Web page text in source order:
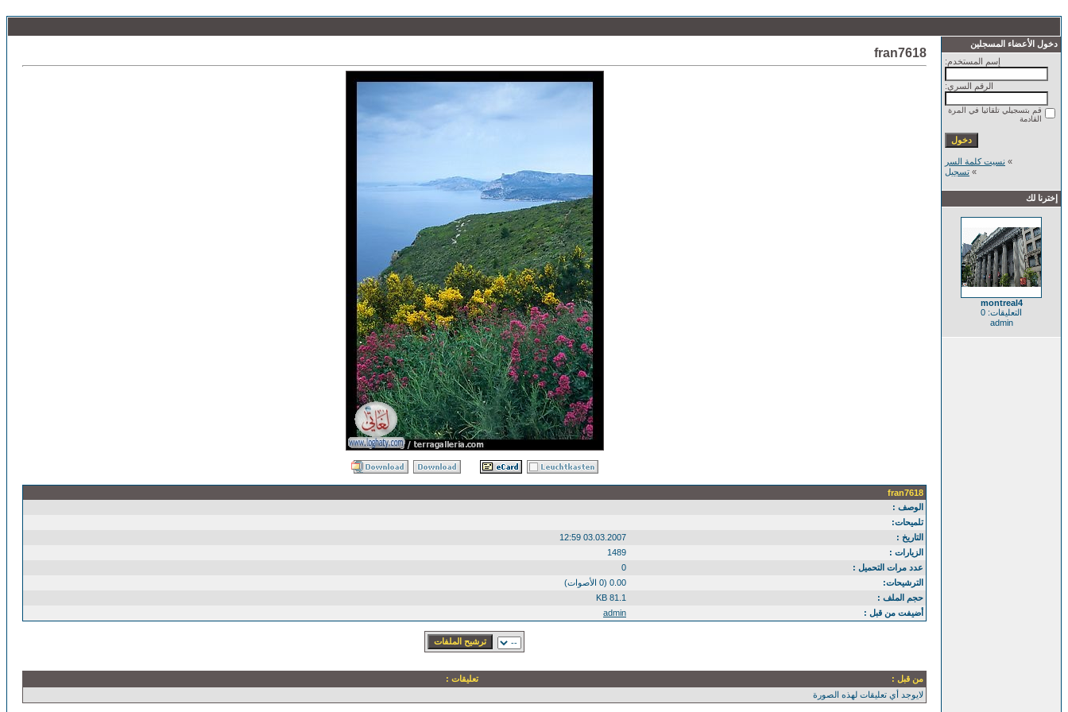
دخول الأعضاء المسجلين
إسم المستخدم:
الرقم السري:
قم بتسجيلي تلقائيا في المرة
القادمة
» نسيت كلمة السر
» تسجيل
إخترنا لك
montreal4
التعليقات: 0
admin
fran7618
fran7618
الوصف :
تلميحات:
التاريخ :
03.03.2007 12:59
الزيارات :
1489
عدد مرات التحميل :
0
الترشيحات:
0.00 (0 الأصوات)
حجم الملف :
81.1 KB
أضيفت من قبل :
admin
من قبل :
تعليقات :
لايوجد أي تعليقات لهذه الصورة